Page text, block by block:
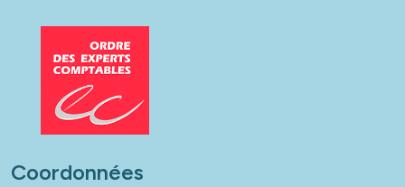
Coordonnées